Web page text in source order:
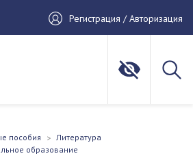
Регистрация / Авторизация
пособия
Литература
образование